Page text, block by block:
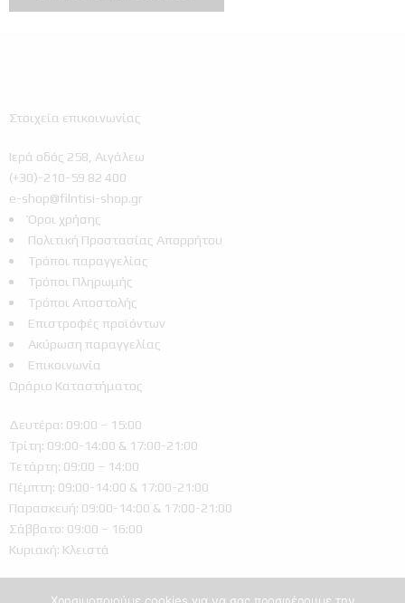
Στοιχεία επικοινωνίας
Ιερά οδός 258, Αιγάλεω
(+30)-210-59 82 400
e-shop@filntisi-shop.gr
Όροι χρήσης
Πολιτική Προστασίας Απορρήτου
Τρόποι παραγγελίας
Τρόποι Πληρωμής
Τρόποι Αποστολής
Επιστροφές προϊόντων
Ακύρωση παραγγελίας
Επικοινωνία
Ωράριο Καταστήματος
Δευτέρα: 09:00 – 15:00
Τρίτη: 09:00-14:00 & 17:00-21:00
Τετάρτη: 09:00 – 14:00
Πέμπτη: 09:00-14:00 & 17:00-21:00
Παρασκευή: 09:00-14:00 & 17:00-21:00
Σάββατο: 09:00 – 16:00
Κυριακή: Κλειστά